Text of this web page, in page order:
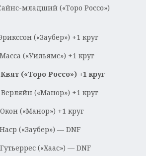
младший («Торо Россо»)
(«Заубер») +1 круг
(«Уильямс») +1 круг
(«Торо Россо») +1 круг
Верляйн («Манор») +1 круг
(«Манор») +1 круг
(«Заубер») — DNF
(«Хаас») — DNF